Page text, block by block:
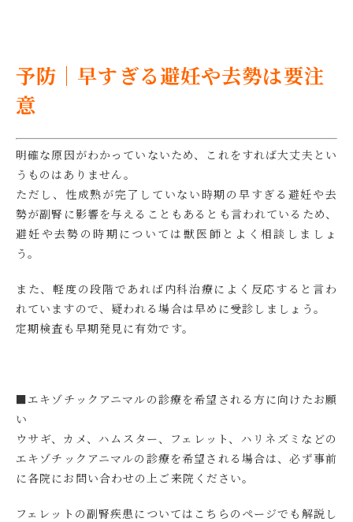
予防｜早すぎる避妊や去勢は要注
意
明確な原因がわかっていないため、これをすれば大丈夫とい
うものはありません。
ただし、性成熟が完了していない時期の早すぎる避妊や去
勢が副腎に影響を与えることもあるとも言われているため、
避妊や去勢の時期については獣医師とよく相談しましょ
う。
また、軽度の段階であれば内科治療によく反応すると言わ
れていますので、疑われる場合は早めに受診しましょう。
定期検査も早期発見に有効です。
■エキゾチックアニマルの診療を希望される方に向けたお願
い
ウサギ、カメ、ハムスター、フェレット、ハリネズミなどの
エキゾチックアニマルの診療を希望される場合は、必ず事前
に各院にお問い合わせの上ご来院ください。
フェレットの副腎疾患についてはこちらのページでも解説し